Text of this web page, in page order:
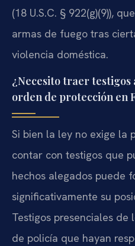
(18 U.S.C. § 922(g)(9)),
armas de fuego tras
violencia doméstica.
¿Necesito traer testigos
orden de protección en
Si bien la ley no exige la
contar con testigos que
hechos alegados puede
significativamente su
Testigos presenciales de
de policía que hayan